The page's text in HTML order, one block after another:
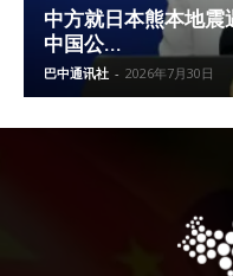
中方就日本熊本地震
中国公...
巴中通讯社 - 2026年7月30日